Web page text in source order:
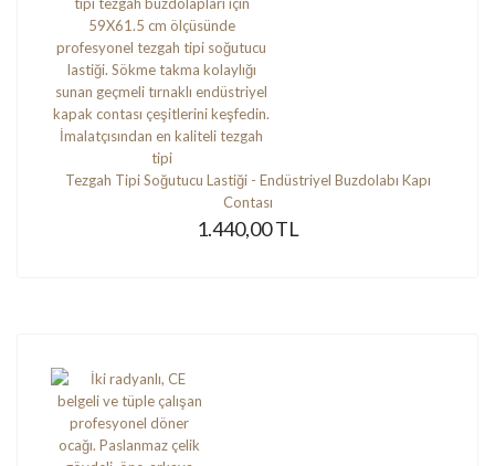
Tezgah Tipi Soğutucu Lastiği - Endüstriyel Buzdolabı Kapı
Contası
1.440,00 TL